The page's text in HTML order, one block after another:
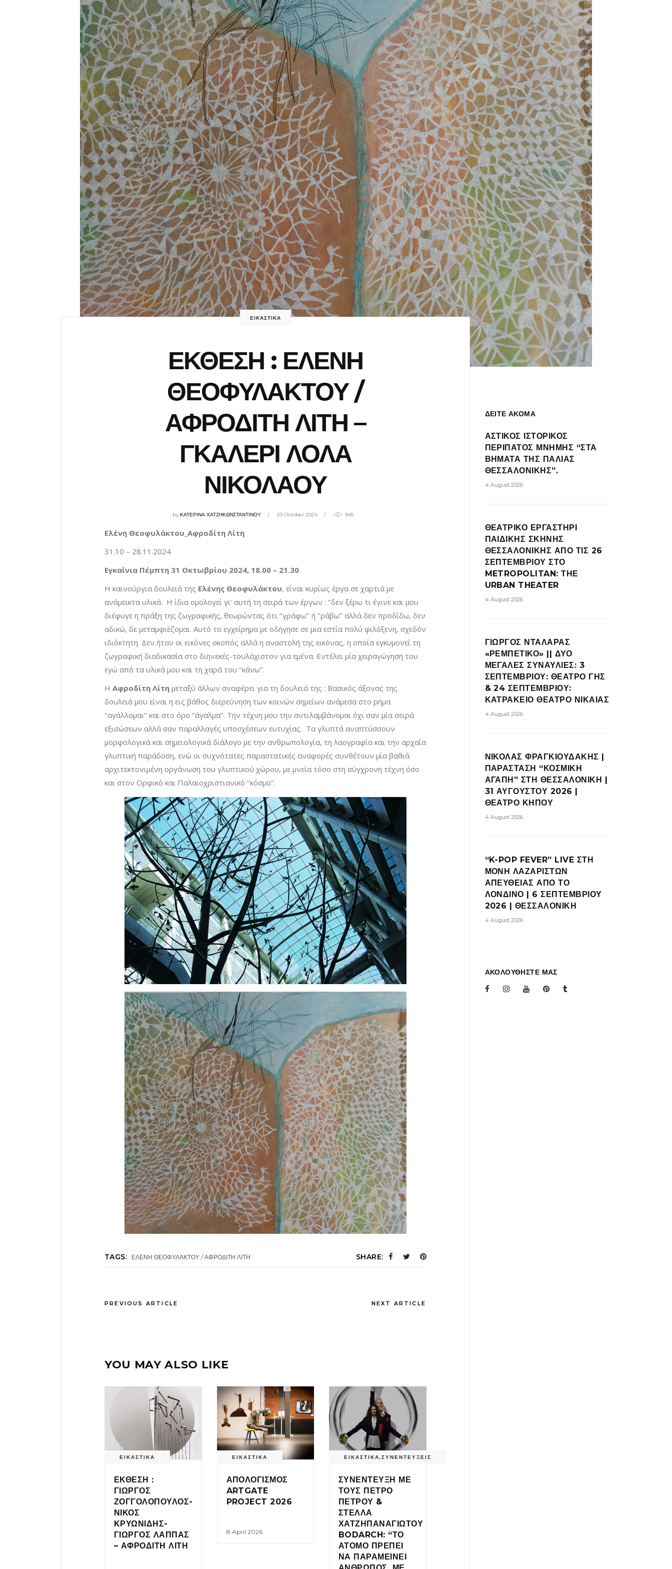
ΕΙΚΑΣΤΙΚΑ
ΕΚΘΕΣΗ : ΕΛΕΝΗ
ΘΕΟΦΥΛΑΚΤΟΥ /
ΑΦΡΟΔΙΤΗ ΛΙΤΗ –
ΓΚΑΛΕΡΙ ΛΟΛΑ
ΝΙΚΟΛΑΟΥ
byΚΑΤΕΡΙΝΑ ΧΑΤΖΗΚΩΝΣΤΑΝΤΙΝΟΥ 23 October 2024 545
Ελένη Θεοφυλάκτου_Αφροδίτη Λίτη
31.10 – 28.11.2024
Εγκαίνια Πέμπτη 31 Οκτωβρίου 2024, 18.00 – 21.30
Η καινούργια δουλειά της Ελένης Θεοφυλάκτου, είναι κυρίως έργα σε χαρτιά με
ανάμεικτα υλικά. Η ίδια ομολογεί γι’ αυτή τη σειρά των έργων : ‘’δεν ξέρω τι έγινε και μου
διέφυγε η πράξη της ζωγραφικής, θεωρώντας ότι ‘’γράφω’’ ή ‘’ράβω’’ αλλά δεν προδίδω, δεν
αδικώ, δε μεταμφιέζομαι. Αυτό το εγχείρημα με οδήγησε σε μια εστία πολύ φιλόξενη, σχεδόν
ιδιόκτητη. Δεν ήταν οι εικόνες σκοπός αλλά η αναστολή της εικόνας, η οποία εγκυμονεί τη
ζωγραφική διαδικασία στο διηνεκές-τουλάχιστον για εμένα. Εντέλει μία χειραγώγηση του
εγώ από τα υλικά μου και τη χαρά του ‘’κάνω’’.
Η Αφροδίτη Λίτη μεταξύ άλλων αναφέρει για τη δουλειά της : Βασικός άξονας της
δουλειά μου είναι η εις βάθος διερεύνηση των κοινών σημείων ανάμεσα στο ρήμα
‘’αγάλλομαι’’ και στο όρο ‘’άγαλμα’’. Την τέχνη μου την αντιλαμβάνομαι όχι σαν μία σειρά
εξισώσεων αλλά σαν παραλλαγές υποσχέσεων ευτυχίας. Τα γλυπτά αναπτύσσουν
μορφολογικά και σημειολογικά διάλογο με την ανθρωπολογία, τη λαογραφία και την αρχαία
γλυπτική παράδοση, ενώ οι συχνότατες παραστατικές αναφορές συνθέτουν μία βαθιά
αρχιτεκτονιμένη οργάνωση του γλυπτικού χώρου, με μνεία τόσο στη σύγχρονη τέχνη όσο
και στον Ορφικό και Παλαιοχριστιανικό ‘’κόσμο’’.
TAGS: ΕΛΕΝΗ ΘΕΟΦΥΛΑΚΤΟΥ / ΑΦΡΟΔΙΤΗ ΛΙΤΗ SHARE:
PREVIOUS ARTICLE NEXT ARTICLE
YOU MAY ALSO LIKE
ΕΙΚΑΣΤΙΚΑ
ΕΚΘΕΣΗ :
ΓΙΩΡΓΟΣ
ΖΟΓΓΟΛΟΠΟΥΛΟΣ-
ΝΙΚΟΣ
ΚΡΥΩΝΙΔΗΣ-
ΓΙΩΡΓΟΣ ΛΑΠΠΑΣ
– ΑΦΡΟΔΙΤΗ ΛΙΤΗ
ΕΙΚΑΣΤΙΚΑ
ΑΠΟΛΟΓΙΣΜΟΣ
ARTGATE
PROJECT 2026
8 April 2026
ΕΙΚΑΣΤΙΚΑ,ΣΥΝΕΝΤΕΥΞΕΙΣ
ΣΥΝΕΝΤΕΥΞΗ ΜΕ
ΤΟΥΣ ΠΕΤΡΟ
ΠΕΤΡΟΥ &
ΣΤΕΛΛΑ
ΧΑΤΖΗΠΑΝΑΓΙΩΤΟΥ
BODARCH: “ΤΟ
ΑΤΟΜΟ ΠΡΕΠΕΙ
ΝΑ ΠΑΡΑΜΕΙΝΕΙ
ΔΕΙΤΕ ΑΚΟΜΑ
ΑΣΤΙΚΟΣ ΙΣΤΟΡΙΚΟΣ
ΠΕΡΙΠΑΤΟΣ ΜΝΗΜΗΣ “ΣΤΑ
ΒΗΜΑΤΑ ΤΗΣ ΠΑΛΙΑΣ
ΘΕΣΣΑΛΟΝΙΚΗΣ”.
4 August 2026
ΘΕΑΤΡΙΚΟ ΕΡΓΑΣΤΗΡΙ
ΠΑΙΔΙΚΗΣ ΣΚΗΝΗΣ
ΘΕΣΣΑΛΟΝΙΚΗΣ ΑΠΟ ΤΙΣ 26
ΣΕΠΤΕΜΒΡΙΟΥ ΣΤΟ
METROPOLITAN: ΤΗΕ
URBAN THEATER
4 August 2026
ΓΙΩΡΓΟΣ ΝΤΑΛΑΡΑΣ
«ΡΕΜΠΕΤΙΚΟ» || ΔΥΟ
ΜΕΓΑΛΕΣ ΣΥΝΑΥΛΙΕΣ: 3
ΣΕΠΤΕΜΒΡΙΟΥ: ΘΕΑΤΡΟ ΓΗΣ
& 24 ΣΕΠΤΕΜΒΡΙΟΥ:
ΚΑΤΡΑΚΕΙΟ ΘΕΑΤΡΟ ΝΙΚΑΙΑΣ
4 August 2026
ΝΙΚΟΛΑΣ ΦΡΑΓΚΙΟΥΔΑΚΗΣ |
ΠΑΡΑΣΤΑΣΗ “ΚΟΣΜΙΚΗ
ΑΓΑΠΗ” ΣΤΗ ΘΕΣΣΑΛΟΝΙΚΗ |
31 ΑΥΓΟΥΣΤΟΥ 2026 |
ΘΕΑΤΡΟ ΚΗΠΟΥ
4 August 2026
“K-POP FEVER” LIVE ΣΤΗ
ΜΟΝΗ ΛΑΖΑΡΙΣΤΩΝ
ΑΠΕΥΘΕΙΑΣ ΑΠΟ ΤΟ
ΛΟΝΔΙΝΟ | 6 ΣΕΠΤΕΜΒΡΙΟΥ
2026 | ΘΕΣΣΑΛΟΝΙΚΗ
4 August 2026
ΑΚΟΛΟΥΘΗΣΤΕ ΜΑΣ